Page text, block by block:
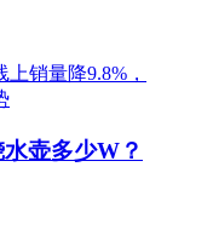
壶多少W？